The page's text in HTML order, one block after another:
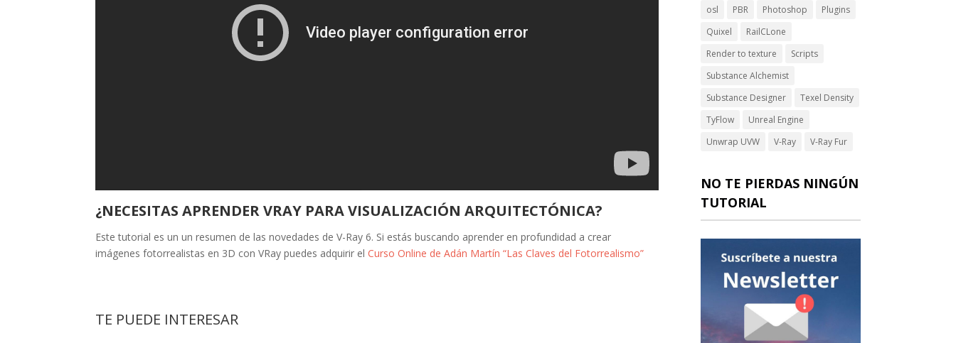
¿NECESITAS APRENDER VRAY PARA VISUALIZACIÓN ARQUITECTÓNICA?
Este tutorial es un un resumen de las novedades de V-Ray 6. Si estás buscando aprender en profundidad a crear
imágenes fotorrealistas en 3D con VRay puedes adquirir el Curso Online de Adán Martín “Las Claves del Fotorrealismo”
TE PUEDE INTERESAR
osl
PBR Photoshop
Plugins
Quixel
RailCLone
Render to texture
Scripts
Substance Alchemist
Substance Designer
Texel Density
TyFlow
Unreal Engine
Unwrap UVW
V-Ray V-Ray Fur
NO TE PIERDAS NINGÚN
TUTORIAL